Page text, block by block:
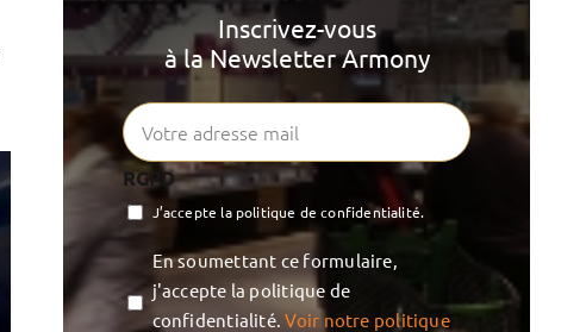
Inscrivez-vous
à la Newsletter Armony
RGPD
J’accepte la politique de confidentialité.
privée
En soumettant ce formulaire,
j'accepte la politique de
confidentialité.Voir notre politique